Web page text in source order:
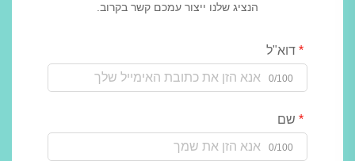
הנציג שלנו ייצור עמכם קשר בקרוב.
דוא"ל
0/100
שם
0/100